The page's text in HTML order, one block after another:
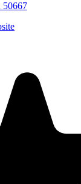
50667